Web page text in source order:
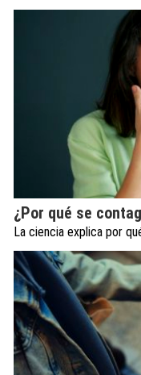
¿Por qué se
La ciencia explica por